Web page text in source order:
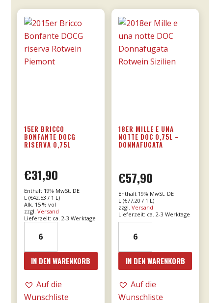
15ER BRICCO
BONFANTE DOCG
RISERVA 0,75L
€31,90
Enthält 19% MwSt. DE
L (€42,53 / 1 L)
Alk. 15 % vol
zzgl. Versand
Lieferzeit: ca. 2-3 Werktage
Bricco
Bonfante
DOCG
riserva
0,75l
IN DEN WARENKORB
Auf die
Wunschliste
18ER MILLE E UNA
NOTTE DOC 0,75L –
DONNAFUGATA
€57,90
Enthält 19% MwSt. DE
L (€77,20 / 1 L)
zzgl.Versand
Lieferzeit: ca. 2-3 Werktage
Mille
e
una
notte
DOC
IN DEN WARENKORB
Auf die
Wunschliste